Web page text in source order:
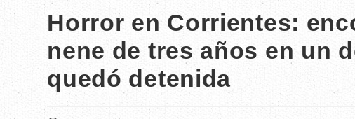
Horror en Corrientes:
nene de tres años en un
quedó detenida